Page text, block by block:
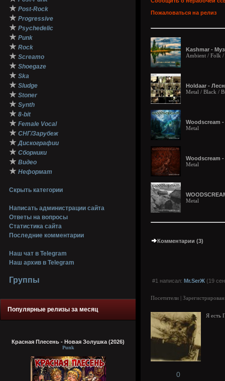
★ Post-Rock
★ Progressive
★ Psychedelic
★ Punk
★ Rock
★ Screamo
★ Shoegaze
★ Ska
★ Sludge
★ Stoner
★ Synth
★ 8-bit
★ Female Vocal
★ СНГ/Зарубеж
★ Дискографии
★ Сборники
★ Видео
★ Неформат
Скрыть категории
Написать администрации сайта
Ответы на вопросы
Статистика сайта
Последние комментарии
Наш чат в Telegram
Наш архив в Telegram
Группы
Популярные релизы за месяц
Красная Плесень - Новая Золушка (2026)
Punk
Пожаловаться на релиз
Kashmar -
Ambient / Folk
Holdaar -
Metal / Black /
Woodscream
Metal
Woodscream -
Metal
Metal
Комментарии (3)
#1 написал: Mr.SerЖ (19
Посетители |
Я есть
0